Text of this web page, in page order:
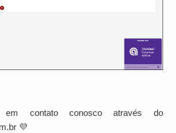
em contato conosco através do
💜